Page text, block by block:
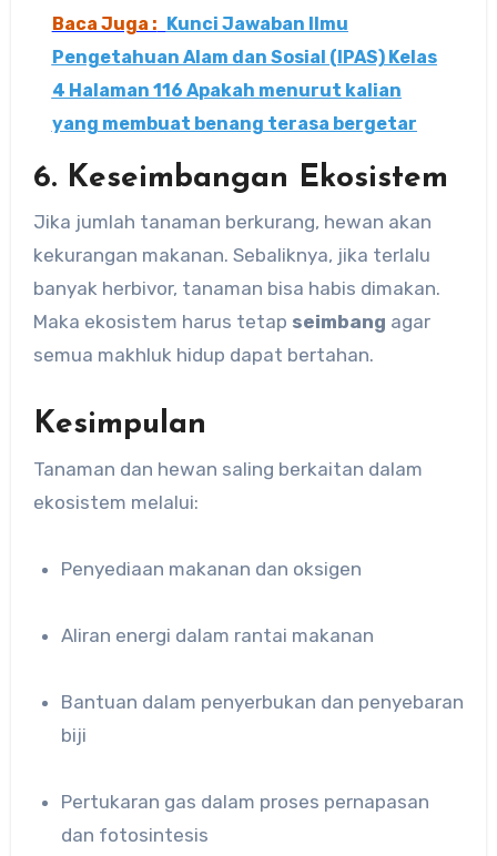
Baca Juga : Kunci Jawaban Ilmu
Pengetahuan Alam dan Sosial (IPAS) Kelas
4 Halaman 116 Apakah menurut kalian
yang membuat benang terasa bergetar
6. Keseimbangan Ekosistem
Jika jumlah tanaman berkurang, hewan akan
kekurangan makanan. Sebaliknya, jika terlalu
banyak herbivor, tanaman bisa habis dimakan.
Maka ekosistem harus tetap seimbang agar
semua makhluk hidup dapat bertahan.
Kesimpulan
Tanaman dan hewan saling berkaitan dalam
ekosistem melalui:
Penyediaan makanan dan oksigen
Aliran energi dalam rantai makanan
Bantuan dalam penyerbukan dan penyebaran
biji
Pertukaran gas dalam proses pernapasan
dan fotosintesis